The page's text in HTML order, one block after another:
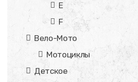
E
F
Вело-Мото
Мотоциклы
Детское